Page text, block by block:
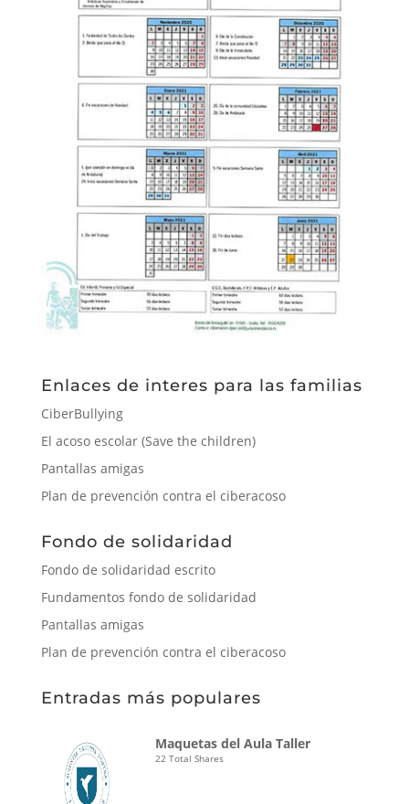
Enlaces de interes para las familias
CiberBullying
El acoso escolar (Save the children)
Pantallas amigas
Plan de prevención contra el ciberacoso
Fondo de solidaridad
Fondo de solidaridad escrito
Fundamentos fondo de solidaridad
Pantallas amigas
Plan de prevención contra el ciberacoso
Entradas más populares
Maquetas del Aula Taller
22 Total Shares